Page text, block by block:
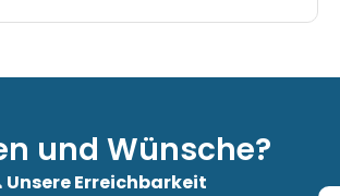
und Wünsche?
Unsere Erreichbarkeit